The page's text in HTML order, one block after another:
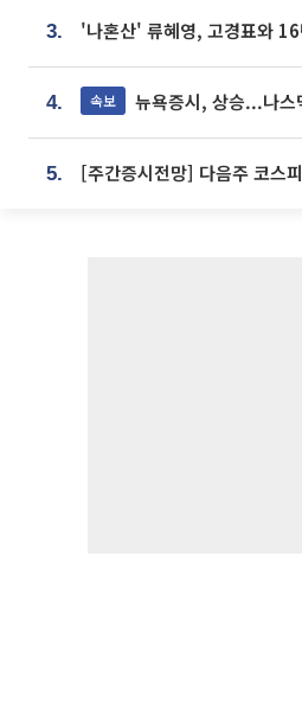
3.
4. 속보 뉴욕증시, 상승...나
5.